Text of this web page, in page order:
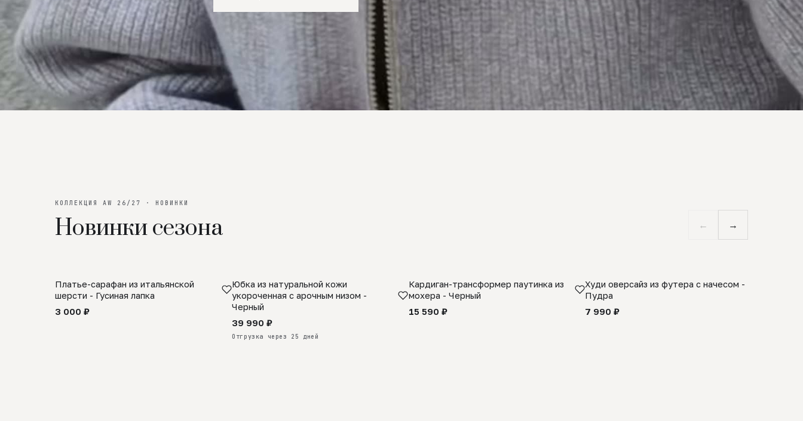
КОЛЛЕКЦИЯ AW 26/27 · НОВИНКИ
Новинки сезона ← →
SALE
Платье-сарафан из итальянской
шерсти - Гусиная лапка
3 000 ₽
ПРЕДЗАКАЗ
Юбка из натуральной кожи
укороченная с арочным низом -
Черный
39 990 ₽
Отгрузка через 25 дней
Кардиган-трансформер паутинка из
мохера - Черный
15 590 ₽
Худи оверсайз из футера с начесом -
Пудра
7 990 ₽